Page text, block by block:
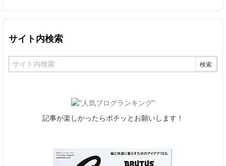
サイト内検索
記事が楽しかったらポチッとお願いします！